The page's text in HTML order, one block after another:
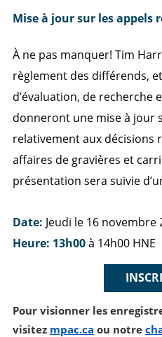
Mise à jour sur les appels
À ne pas manquer! Tim
règlement des différends,
d’évaluation, de recherche
donneront une mise à jour
relativement aux décisions
affaires de gravières et
présentation sera suivie
Date: Jeudi le 16 novembre
Heure: 13h00à 14h00 HNE
Pour visionner les
visitez mpac.ca ou notre